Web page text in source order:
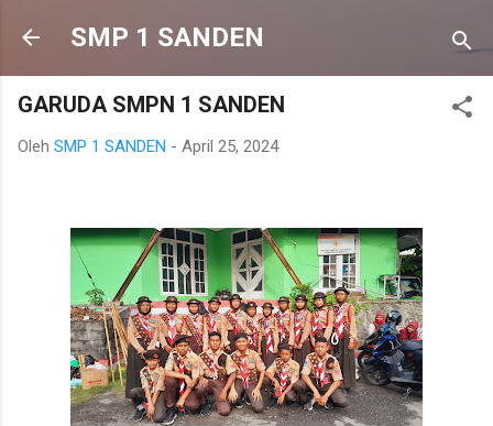
Langsung ke konten utama
SMP 1 SANDEN
GARUDA SMPN 1 SANDEN
Oleh SMP 1 SANDEN - April 25, 2024